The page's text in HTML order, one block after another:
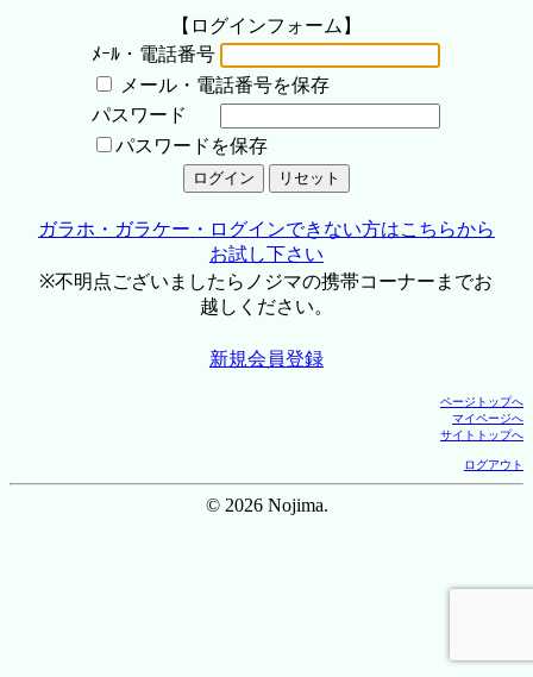
【ログインフォーム】
ﾒｰﾙ・電話番号
メール・電話番号を保存
パスワード
パスワードを保存
ガラホ・ガラケー・ログインできない方はこちらから
お試し下さい
※不明点ございましたらノジマの携帯コーナーまでお
越しください。
新規会員登録
ページトップへ
マイページへ
サイトトップへ
ログアウト
© 2026 Nojima.